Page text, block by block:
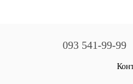
093 541-99-99